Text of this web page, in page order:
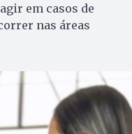
em casos de
nas áreas